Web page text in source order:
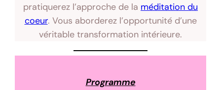
pratiquerez l’approche de la méditation du
coeur. Vous aborderez l’opportunité d’une
véritable transformation intérieure.
Programme